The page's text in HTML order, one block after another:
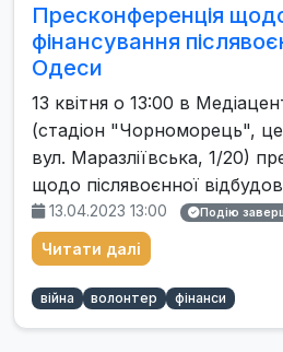
Пресконференція
фінансування
Одеси
13 квітня о 13:00 в
(стадіон "Чорноморець",
вул. Маразліївська, 1/20)
щодо післявоєнної
13.04.2023 13:00 Подію
Читати далі
війна волонтер фінанси